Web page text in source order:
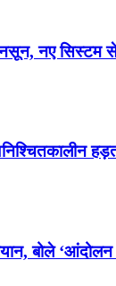
नए सिस्टम
बोले ‘आंदोलन